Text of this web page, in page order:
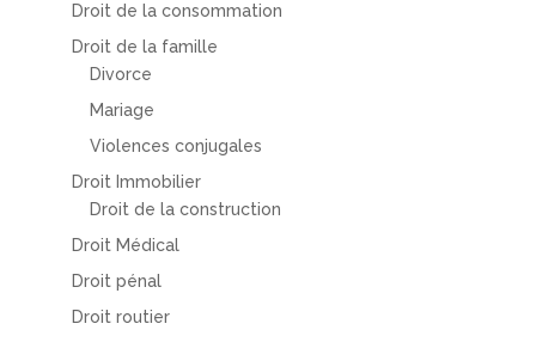
Droit de la consommation
Droit de la famille
Divorce
Mariage
Violences conjugales
Droit Immobilier
Droit de la construction
Droit Médical
Droit pénal
Droit routier